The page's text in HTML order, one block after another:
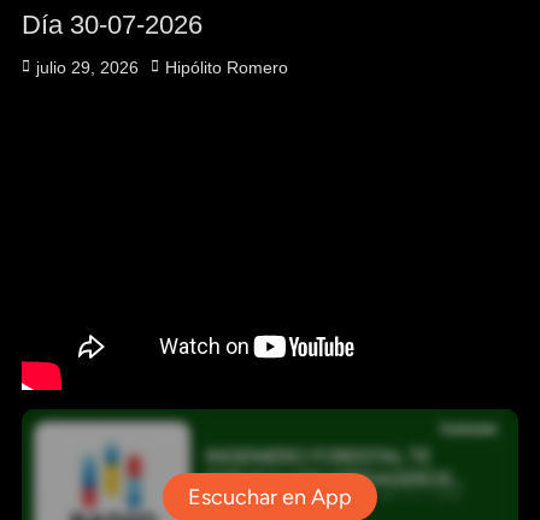
Día 30-07-2026
julio 29, 2026 Hipólito Romero